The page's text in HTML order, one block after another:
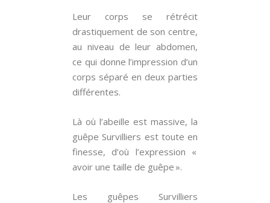
Leur corps se rétrécit
drastiquement de son centre,
au niveau de leur abdomen,
ce qui donne l’impression d’un
corps séparé en deux parties
différentes.
Là où l’abeille est massive, la
guêpe Survilliers est toute en
finesse, d’où l’expression «
avoir une taille de guêpe ».
Les guêpes Survilliers